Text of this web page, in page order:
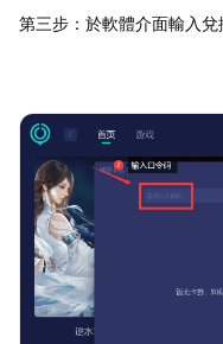
第三步：於軟體介面輸入兌